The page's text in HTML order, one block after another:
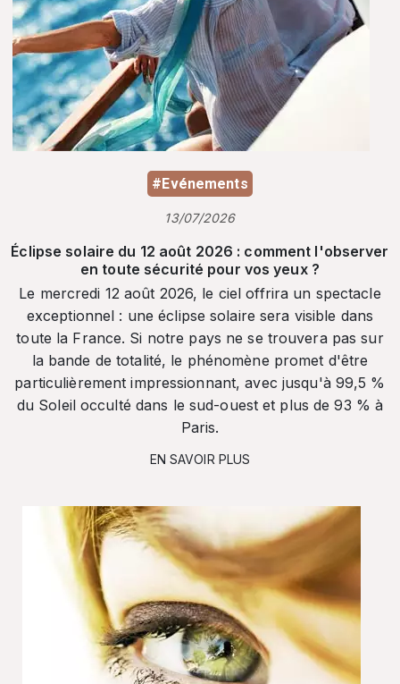
#Evénements
13/07/2026
Éclipse solaire du 12 août 2026 : comment l'observer
en toute sécurité pour vos yeux ?
Le mercredi 12 août 2026, le ciel offrira un spectacle
exceptionnel : une éclipse solaire sera visible dans
toute la France. Si notre pays ne se trouvera pas sur
la bande de totalité, le phénomène promet d'être
particulièrement impressionnant, avec jusqu'à 99,5 %
du Soleil occulté dans le sud-ouest et plus de 93 % à
Paris.
EN SAVOIR PLUS